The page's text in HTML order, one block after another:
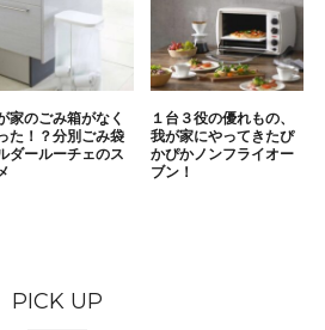
家のごみ箱がなく
た！？分別ごみ袋
ダールーチェのス
１台３役の優れもの、
我が家にやってきたぴ
かぴかノンフライオー
ブン！
PICK UP